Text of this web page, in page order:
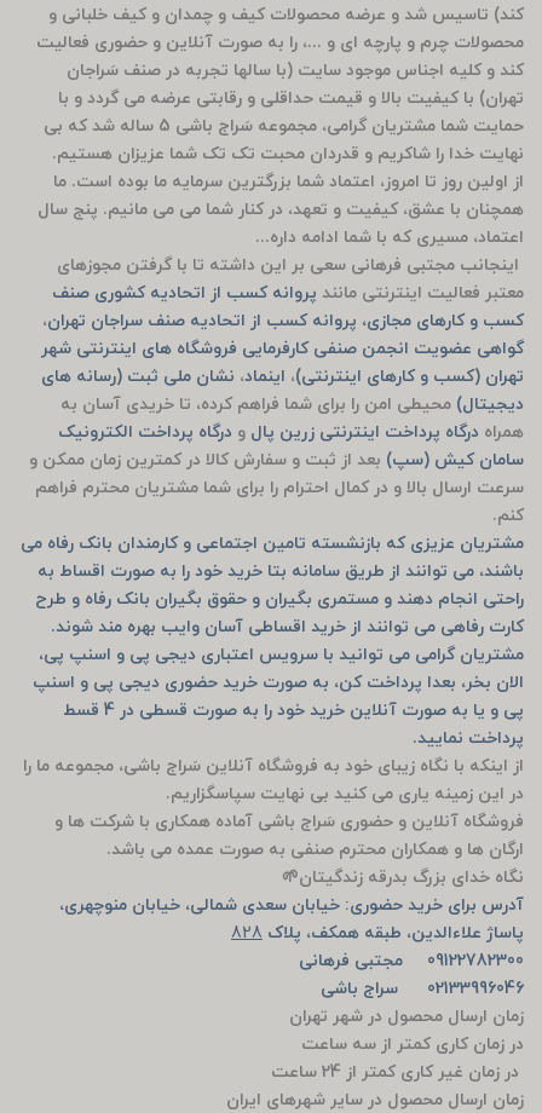
کند) تاسیس شد و عرضه محصولات کیف و چمدان و کیف خلبانی و
محصولات چرم و پارچه ای و ...، را به صورت آنلاین و حضوری فعالیت
کند و کلیه اجناس موجود سایت (با سالها تجربه در صنف سَراجان
تهران) با کیفیت بالا و قیمت حداقلی و رقابتی عرضه می گردد و با
حمایت شما مشتریان گرامی، مجموعه سَراج باشی 5 ساله شد که بی
نهایت خدا را شاکریم و قدردان محبت تک تک شما عزیزان هستیم.
از اولین روز تا امروز، اعتماد شما بزرگترین سرمایه ما بوده است. ما
همچنان با عشق، کیفیت و تعهد، در کنار شما می می مانیم. پنج سال
اعتماد، مسیری که با شما ادامه داره...
اینجانب مجتبی فرهانی سعی بر این داشته تا با گرفتن مجوزهای
معتبر فعالیت اینترنتی مانند پروانه کسب از اتحادیه کشوری صنف
کسب و کارهای مجازی، پروانه کسب از اتحادیه صنف سراجان تهران،
گواهی عضویت انجمن صنفی کارفرمایی فروشگاه های اینترنتی شهر
تهران (کسب و کارهای اینترنتی)، اینماد، نشان ملی ثبت (رسانه های
دیجیتال) محیطی امن را برای شما فراهم کرده، تا خریدی آسان به
همراه درگاه پرداخت اینترنتی زرین پال و درگاه پرداخت الکترونیک
سامان کیش (سپ) بعد از ثبت و سفارش کالا در کمترین زمان ممکن و
سرعت ارسال بالا و در کمال احترام را برای شما مشتریان محترم فراهم
کنم.
مشتریان عزیزی که بازنشسته تامین اجتماعی و کارمندان بانک رفاه می
باشند، می توانند از طریق سامانه بتا خرید خود را به صورت اقساط به
راحتی انجام دهند و مستمری بگیران و حقوق بگیران بانک رفاه و طرح
کارت رفاهی می توانند از خرید اقساطی آسان وایب بهره مند شوند.
مشتریان گرامی می توانید با سرویس اعتباری دیجی پی و اسنپ پی،
الان بخر، بعدا پرداخت کن، به صورت خرید حضوری دیجی پی و اسنپ
پی و یا به صورت آنلاین خرید خود را به صورت قسطی در 4 قسط
پرداخت نمایید.
از اینکه با نگاه زیبای خود به فروشگاه آنلاین سَراج باشی، مجموعه ما را
در این زمینه یاری می کنید بی نهایت سپاسگزاریم.
فروشگاه آنلاین و حضوری سَراج باشی آماده همکاری با شرکت ها و
ارگان ها و همکاران محترم صنفی به صورت عمده می باشد.
نگاه خدای بزرگ بدرقه زندگیتان🌱
آدرس برای خرید حضوری: خیابان سعدی شمالی، خیابان منوچهری،
پاساژ علاءالدین، طبقه همکف، پلاک 828
09122782300 مجتبی فرهانی
02133996046 سراج باشی
زمان ارسال محصول در شهر تهران
در زمان کاری کمتر از سه ساعت
در زمان غیر کاری کمتر از 24 ساعت
زمان ارسال محصول در سایر شهرهای ایران